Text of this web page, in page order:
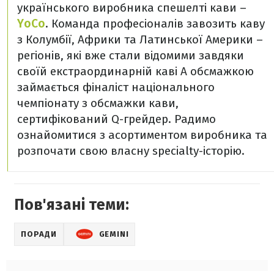
українського виробника спешелті кави –
YoCo. Команда професіоналів завозить каву
з Колумбії, Африки та Латинської Америки –
регіонів, які вже стали відомими завдяки
своїй екстраординарній каві А обсмажкою
займається фіналіст національного
чемпіонату з обсмажки кави,
сертифікований Q-грейдер. Радимо
ознайомитися з асортиментом виробника та
розпочати свою власну specialty-історію.
Пов'язані теми:
ПОРАДИ GEMINI